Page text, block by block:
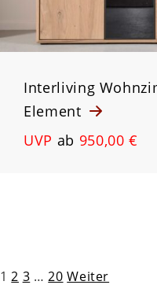
Interliving
Element
UVP ab 950,00 €
Seitennummerierung
der
1 2 3 … 20 Weiter